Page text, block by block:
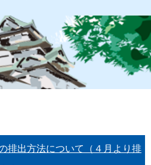
出方法について（４月より排